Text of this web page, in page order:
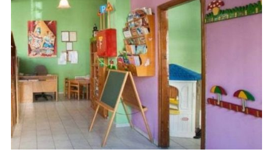
Μουσική
Διασκέδαση
Εκπαίδευση
Βάπτιση
Οργάνωση
Βάπτισης